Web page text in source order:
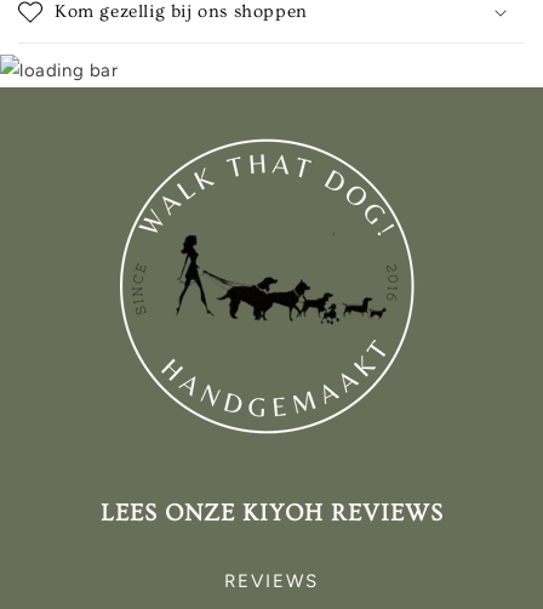
Kom gezellig bij ons shoppen
LEES ONZE KIYOH REVIEWS
REVIEWS